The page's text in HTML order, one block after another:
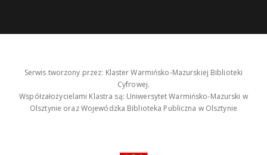
Serwis tworzony przez: Klaster Warmińsko-Mazurskiej Biblioteki
Cyfrowej.
Współzałożycielami Klastra są: Uniwersytet Warmińsko-Mazurski w
Olsztynie oraz Wojewódzka Biblioteka Publiczna w Olsztynie